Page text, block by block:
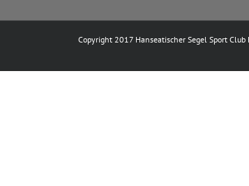
Copyright 2017 Hanseatischer Segel Sport Club